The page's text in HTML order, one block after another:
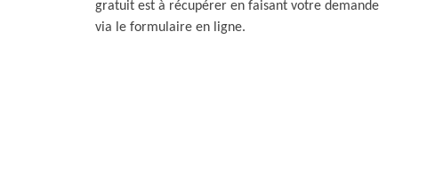
gratuit est à récupérer en faisant votre demande
via le formulaire en ligne.